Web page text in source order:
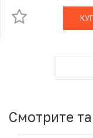
Смотрите